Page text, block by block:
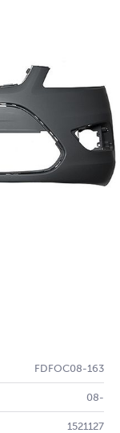
FDFOC08-163
08-
1521127